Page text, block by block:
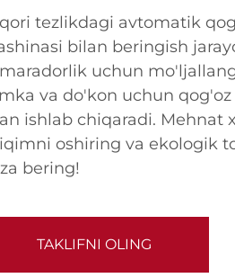
tezlikdagi avtomatik
bilan beringish
uchun
va do'kon uchun
ishlab chiqaradi. Mehnat
oshiring va ekologik
bering!
TAKLIFNI OLING